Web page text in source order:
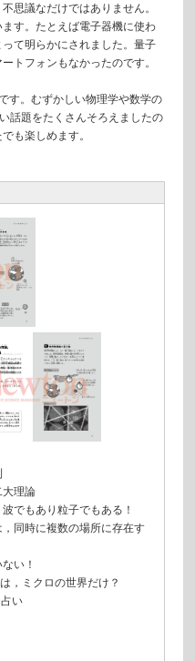
思議なだけではありません。
す。たとえば電子器機に使わ
て明らかにされました。量子
トフォンもなかったのです。
す。むずかしい物理学や数学の
話題をたくさんそろえましたの
も楽しめます。
大理論
でもあり粒子でもある！
同時に複数の場所に存在す
い！
，ミクロの世界だけ？
い